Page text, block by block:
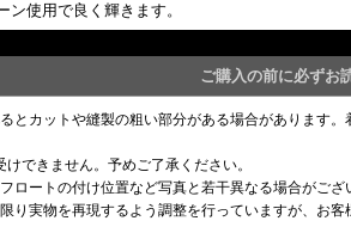
ン使用で良く輝きます。
ご購入の前に必ずお
とカットや縫製の粗い部分がある場合があります
できません。予めご了承ください。
ロートの付け位置など写真と若干異なる場合がござ
り実物を再現するよう調整を行っていますが、お